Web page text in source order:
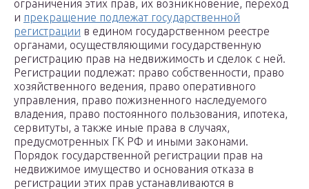
ограничения этих прав, их возникновение, переход
и прекращение подлежат государственной
регистрации в едином государственном реестре
органами, осуществляющими государственную
регистрацию прав на недвижимость и сделок с ней.
Регистрации подлежат: право собственности, право
хозяйственного ведения, право оперативного
управления, право пожизненного наследуемого
владения, право постоянного пользования, ипотека,
сервитуты, а также иные права в случаях,
предусмотренных ГК РФ и иными законами.
Порядок государственной регистрации прав на
недвижимое имущество и основания отказа в
регистрации этих прав устанавливаются в